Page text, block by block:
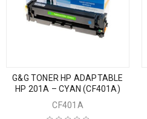
G&G TONER HP ADAPTABLE
HP 201A – CYAN (CF401A)
CF401A